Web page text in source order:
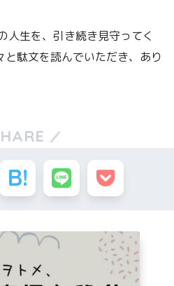
人生を、引き続き見守ってく
駄文を読んでいただき、あり